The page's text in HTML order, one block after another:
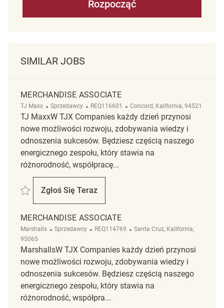
Rozpocząć
SIMILAR JOBS
MERCHANDISE ASSOCIATE
TJ Maxx Kategoria
Sprzedawcy ReqId
REQ116601 Lokalizacja
Concord, Kalifornia, 94521
TJ MaxxW TJX Companies każdy dzień przynosi
nowe możliwości rozwoju, zdobywania wiedzy i
odnoszenia sukcesów. Będziesz częścią naszego
energicznego zespołu, który stawia na
różnorodność, współpracę...
Zapisać Merchandise associate REQ116601
Zgłoś Się Teraz
Merchandise Associate
MERCHANDISE ASSOCIATE
Marshalls Kategoria
Sprzedawcy ReqId
REQ114769 Lokalizacja
Santa Cruz, Kalifornia,
95065
MarshallsW TJX Companies każdy dzień przynosi
nowe możliwości rozwoju, zdobywania wiedzy i
odnoszenia sukcesów. Będziesz częścią naszego
energicznego zespołu, który stawia na
różnorodność, współpra...